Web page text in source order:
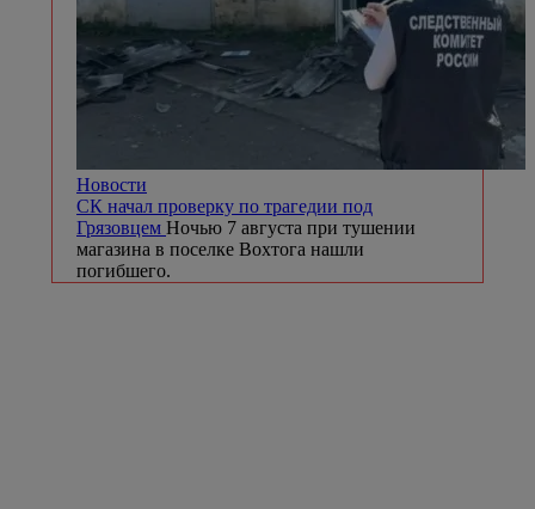
Новости
СК начал проверку по трагедии под
Грязовцем Ночью 7 августа при тушении
магазина в поселке Вохтога нашли
погибшего.